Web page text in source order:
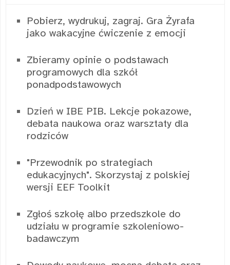
Pobierz, wydrukuj, zagraj. Gra Żyrafa
jako wakacyjne ćwiczenie z emocji
Zbieramy opinie o podstawach
programowych dla szkół
ponadpodstawowych
Dzień w IBE PIB. Lekcje pokazowe,
debata naukowa oraz warsztaty dla
rodziców
"Przewodnik po strategiach
edukacyjnych". Skorzystaj z polskiej
wersji EEF Toolkit
Zgłoś szkołę albo przedszkole do
udziału w programie szkoleniowo-
badawczym